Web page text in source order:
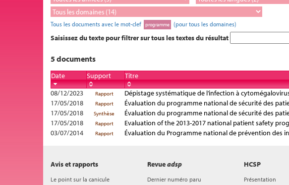
Tous les documents avec le mot-clef programme (pour tous les domaines)
Saisissez du texte pour filtrer sur tous les textes du résultat
5 documents
Date Support
Titre
08/12/2023
Rapport
Dépistage systématique de l’infection à
17/05/2018
Rapport
Évaluation du programme national de sécurité des
17/05/2018
Synthèse
Évaluation du programme national de sécurité des
17/05/2018
Rapport
Evaluation of the 2013-2017 national patient safety
03/07/2014
Rapport Évaluation du Programme national de prévention des
HCSP
Présentation
Avis et rapports
Le point sur la canicule
Revueadsp
Dernier numéro paru